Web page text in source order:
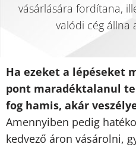
vásárlására fordítana,
valódi cég állna
Ha ezeket a lépéseket
pont maradéktalanul
fog hamis, akár
Amennyiben pedig
kedvező áron vásárolni,